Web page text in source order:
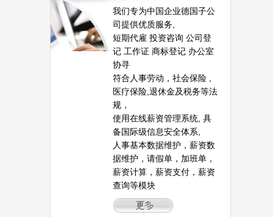
我们专为中国企业德国子公
司提供优质服务,
短期代雇 投资咨询 公司登
记 工作证 商标登记 办公室
协寻
符合人事劳动，社会保险 ,
医疗保险,退休金及税务等法
规，
使用在线薪资管理系统, 具
备国际级信息安全体系,
人事基本数据维护，薪资数
据维护，请假单，加班单，
薪资计算，薪资支付，薪资
查询等模块